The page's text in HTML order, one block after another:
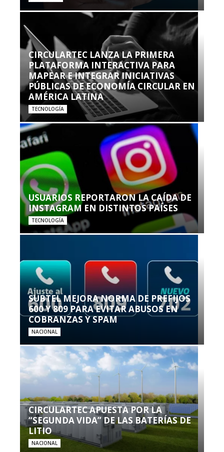
CIRCULARTEC LANZA LA PRIMERA
PLATAFORMA INTERACTIVA PARA
MAPEAR E INTEGRAR INICIATIVAS
PÚBLICAS DE ECONOMÍA CIRCULAR EN
AMÉRICA LATINA
TECNOLOGÍA
USUARIOS REPORTARON LA CAÍDA DE
INSTAGRAM EN DISTINTOS PAÍSES
TECNOLOGÍA
SUBTEL MEJORA NORMA DE PREFIJOS
600 Y 809 PARA EVITAR ABUSOS EN
COBRANZAS Y SPAM
NACIONAL
CIRCULARTEC APUESTA POR LA
“SEGUNDA VIDA” DE LAS BATERÍAS DE
LITIO
NACIONAL